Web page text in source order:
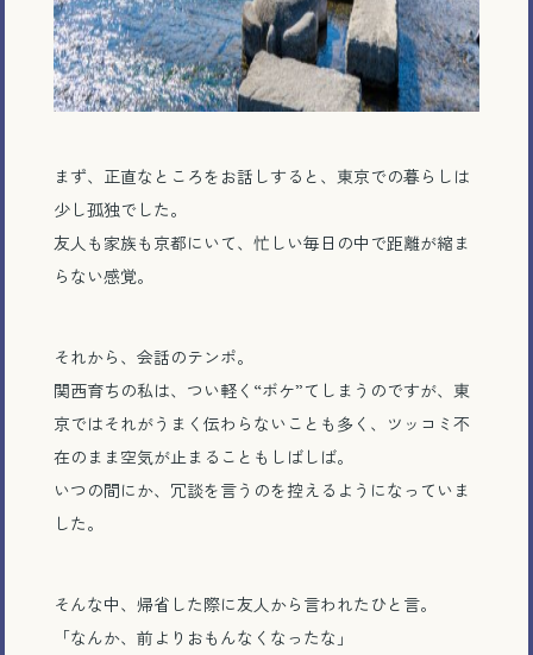
まず、正直なところをお話しすると、東京での暮らしは
少し孤独でした。
友人も家族も京都にいて、忙しい毎日の中で距離が縮ま
らない感覚。
それから、会話のテンポ。
関西育ちの私は、つい軽く“ボケ”てしまうのですが、東
京ではそれがうまく伝わらないことも多く、ツッコミ不
在のまま空気が止まることもしばしば。
いつの間にか、冗談を言うのを控えるようになっていま
した。
そんな中、帰省した際に友人から言われたひと言。
「なんか、前よりおもんなくなったな」